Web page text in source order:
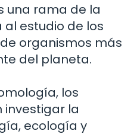
una rama de la
estudio de los
organismos más
del planeta.
los
investigar la
ecología y